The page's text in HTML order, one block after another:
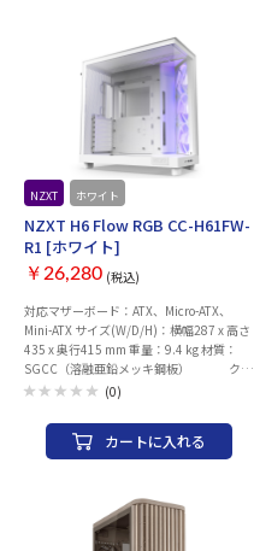
NZXT ホワイト
NZXT H6 Flow RGB CC-H61FW-
R1 [ホワイト]
￥26,280 (税込)
対応マザーボード：ATX、Micro-ATX、
Mini-ATX サイズ(W/D/H)：横幅287 x 高さ
435 x 奥行415 mm 重量：9.4 kg 材質：
SGCC（溶融亜鉛メッキ鋼板） クリ
ア強化ガラス（ブラックモデルはスモーク
CORE （Case version） x3 NZXT
RGB - 5V_ARGB端子変換ケーブル一式
設置用アクセサリ一式
200mm迄） 対応CPUクーラー：高さ
163mmまで 対応GPU：奥行365mmまで
側面クリアランス：91mmまで 上面ラジ
(0)
カートに入れる